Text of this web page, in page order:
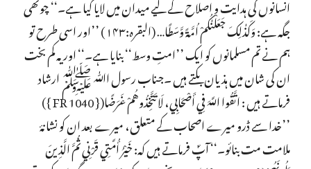
جگہ ہے: وَكَذٰلِكَ جَعَلْنٰكُمْ اُمَّۃً وَّسَطًا… (البقرہ:۱۴۳) ’’اور اسی طرح تو
ہم نے تم مسلمانوں کو ایک ’’امتِ وسط‘‘ بنایا ہے۔‘‘ اور یہ کم بخت
ان کی شان میں ہذیان بکتے ہیں ۔جناب رسول اﷲ ﷺ ارشاد
فرماتے ہیں : اتَّقُوا اللَّهَ فِي أَصْحَابِي، لَا تَتَّخِذُوهُمْ غَرَضًا({ FR 1040 })
’’خدا سے ڈرو میرے اصحاب کے متعلق، میرے بعد ان کو نشانۂ
ملامت مت بنائو۔‘‘ آپؐ فرماتے ہیں کہ: خَيْرُ أُمَّتِي قَرْنِي ثُمَّ الَّذِينَ